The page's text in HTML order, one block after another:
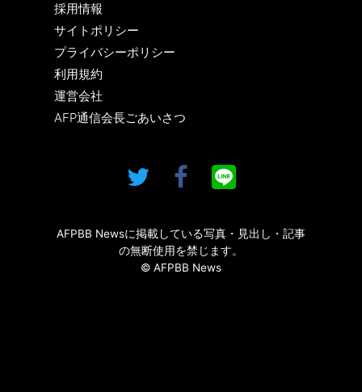
採用情報
サイトポリシー
プライバシーポリシー
利用規約
運営会社
AFP通信会長ごあいさつ
AFPBB Newsに掲載している写真・見出し・記事
の無断使用を禁じます。
© AFPBB News